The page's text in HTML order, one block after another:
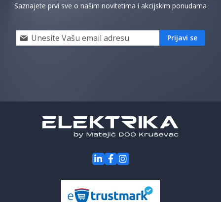
Saznajete prvi sve o našim novitetima i akcijskim ponudama
Prijavi
se
akcije
Prijavi se